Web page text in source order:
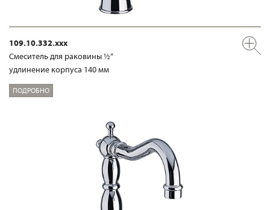
109.10.332.xxx
Смеситель для раковины ½“
удлинение корпуса 140 мм
ПОДРОБНО